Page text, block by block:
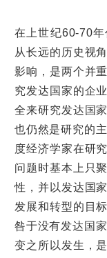
在上世纪60-70年
从长远的历史视
影响，是两个并
究发达国家的企
全来研究发达国
也仍然是研究的
度经济学家在研
问题时基本上只
性，并以发达国
发展和转型的目
咎于没有发达国
变之所以发生，